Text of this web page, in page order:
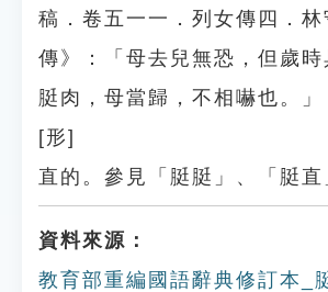
稿．卷五一一．列女傳四．林
傳》：「母去兒無恐，但歲時
脡肉，母當歸，不相嚇也。」
[形]
直的。參見「脡脡」、「脡直
資料來源：
教育部重編國語辭典修訂本_